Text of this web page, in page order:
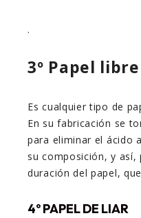
.
3º Papel
Es cualquier tipo de
En su fabricación se
para eliminar el ácido
su composición, y así,
duración del papel,
4º PAPEL DE LIAR